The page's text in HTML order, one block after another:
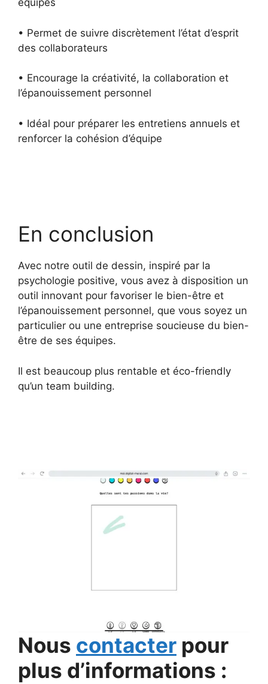
équipes
• Permet de suivre discrètement l’état d’esprit
des collaborateurs
• Encourage la créativité, la collaboration et
l’épanouissement personnel
• Idéal pour préparer les entretiens annuels et
renforcer la cohésion d’équipe
En conclusion
Avec notre outil de dessin, inspiré par la
psychologie positive, vous avez à disposition un
outil innovant pour favoriser le bien-être et
l’épanouissement personnel, que vous soyez un
particulier ou une entreprise soucieuse du bien-
être de ses équipes.
Il est beaucoup plus rentable et éco-friendly
qu’un team building.
Nous contacter pour
plus d’informations :